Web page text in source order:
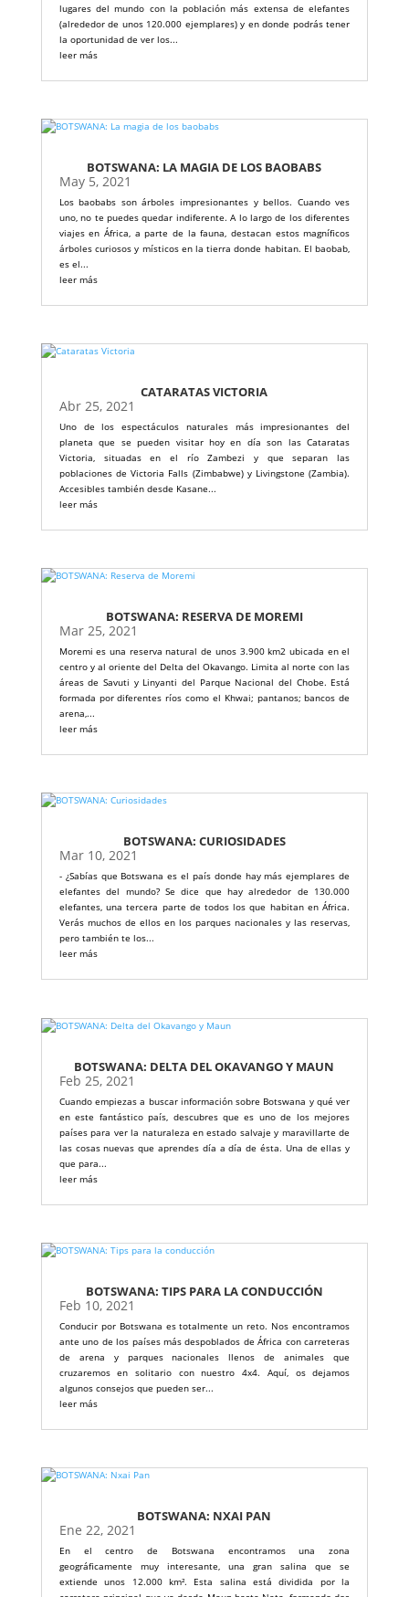
lugares del mundo con la población más extensa de elefantes
(alrededor de unos 120.000 ejemplares) y en donde podrás tener
la oportunidad de ver los...
leer más
BOTSWANA: LA MAGIA DE LOS BAOBABS
May 5, 2021
Los baobabs son árboles impresionantes y bellos. Cuando ves
uno, no te puedes quedar indiferente. A lo largo de los diferentes
viajes en África, a parte de la fauna, destacan estos magníficos
árboles curiosos y místicos en la tierra donde habitan. El baobab,
es el...
leer más
CATARATAS VICTORIA
Abr 25, 2021
Uno de los espectáculos naturales más impresionantes del
planeta que se pueden visitar hoy en día son las Cataratas
Victoria, situadas en el río Zambezi y que separan las
poblaciones de Victoria Falls (Zimbabwe) y Livingstone (Zambia).
Accesibles también desde Kasane...
leer más
BOTSWANA: RESERVA DE MOREMI
Mar 25, 2021
Moremi es una reserva natural de unos 3.900 km2 ubicada en el
centro y al oriente del Delta del Okavango. Limita al norte con las
áreas de Savuti y Linyanti del Parque Nacional del Chobe. Está
formada por diferentes ríos como el Khwai; pantanos; bancos de
arena,...
leer más
BOTSWANA: CURIOSIDADES
Mar 10, 2021
- ¿Sabías que Botswana es el país donde hay más ejemplares de
elefantes del mundo? Se dice que hay alrededor de 130.000
elefantes, una tercera parte de todos los que habitan en África.
Verás muchos de ellos en los parques nacionales y las reservas,
pero también te los...
leer más
BOTSWANA: DELTA DEL OKAVANGO Y MAUN
Feb 25, 2021
Cuando empiezas a buscar información sobre Botswana y qué ver
en este fantástico país, descubres que es uno de los mejores
países para ver la naturaleza en estado salvaje y maravillarte de
las cosas nuevas que aprendes día a día de ésta. Una de ellas y
que para...
leer más
BOTSWANA: TIPS PARA LA CONDUCCIÓN
Feb 10, 2021
Conducir por Botswana es totalmente un reto. Nos encontramos
ante uno de los países más despoblados de África con carreteras
de arena y parques nacionales llenos de animales que
cruzaremos en solitario con nuestro 4x4. Aquí, os dejamos
algunos consejos que pueden ser...
leer más
BOTSWANA: NXAI PAN
Ene 22, 2021
En el centro de Botswana encontramos una zona
geográficamente muy interesante, una gran salina que se
extiende unos 12.000 km². Esta salina está dividida por la